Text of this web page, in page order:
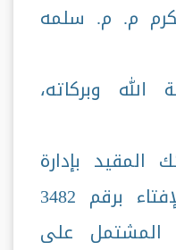
م. م. سلمه
وبركاته،
المقيد بإدارة
البحوث العلمية والإفتاء برقم 3482
26/7/1408هـ المشتمل على